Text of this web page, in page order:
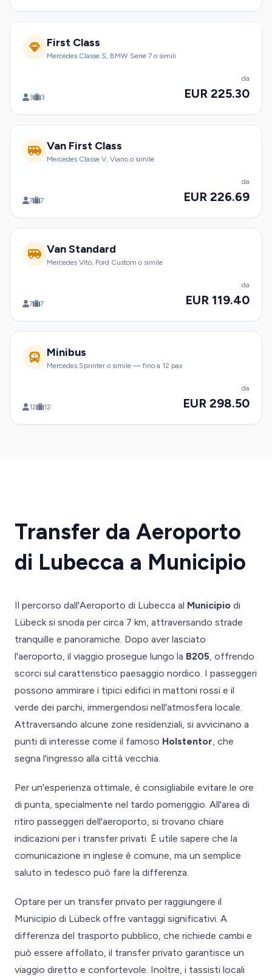
First Class
Mercedes Classe S, BMW Serie 7 o simili
3 3
da
EUR 225.30
Van First Class
Mercedes Classe V, Viano o simile
7 7
da
EUR 226.69
Van Standard
Mercedes Vito, Ford Custom o simile
7 7
da
EUR 119.40
Minibus
Mercedes Sprinter o simile — fino a 12 pax
12 12
da
EUR 298.50
Transfer da Aeroporto
di Lubecca a Municipio
Il percorso dall'Aeroporto di Lubecca al Municipio di
Lübeck si snoda per circa 7 km, attraversando strade
tranquille e panoramiche. Dopo aver lasciato
l'aeroporto, il viaggio prosegue lungo la B205, offrendo
scorci sul caratteristico paesaggio nordico. I passeggeri
possono ammirare i tipici edifici in mattoni rossi e il
verde dei parchi, immergendosi nell'atmosfera locale.
Attraversando alcune zone residenziali, si avvicinano a
punti di interesse come il famoso Holstentor, che
segna l'ingresso alla città vecchia.
Per un'esperienza ottimale, è consigliabile evitare le ore
di punta, specialmente nel tardo pomeriggio. All'area di
ritiro passeggeri dell'aeroporto, si trovano chiare
indicazioni per i transfer privati. È utile sapere che la
comunicazione in inglese è comune, ma un semplice
saluto in tedesco può fare la differenza.
Optare per un transfer privato per raggiungere il
Municipio di Lübeck offre vantaggi significativi. A
differenza del trasporto pubblico, che richiede cambi e
può essere affollato, il transfer privato garantisce un
viaggio diretto e confortevole. Inoltre, i tassisti locali